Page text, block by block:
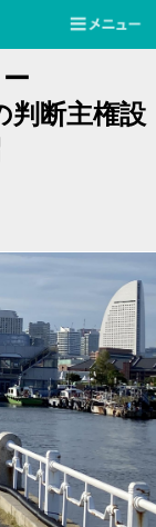
判断主権設